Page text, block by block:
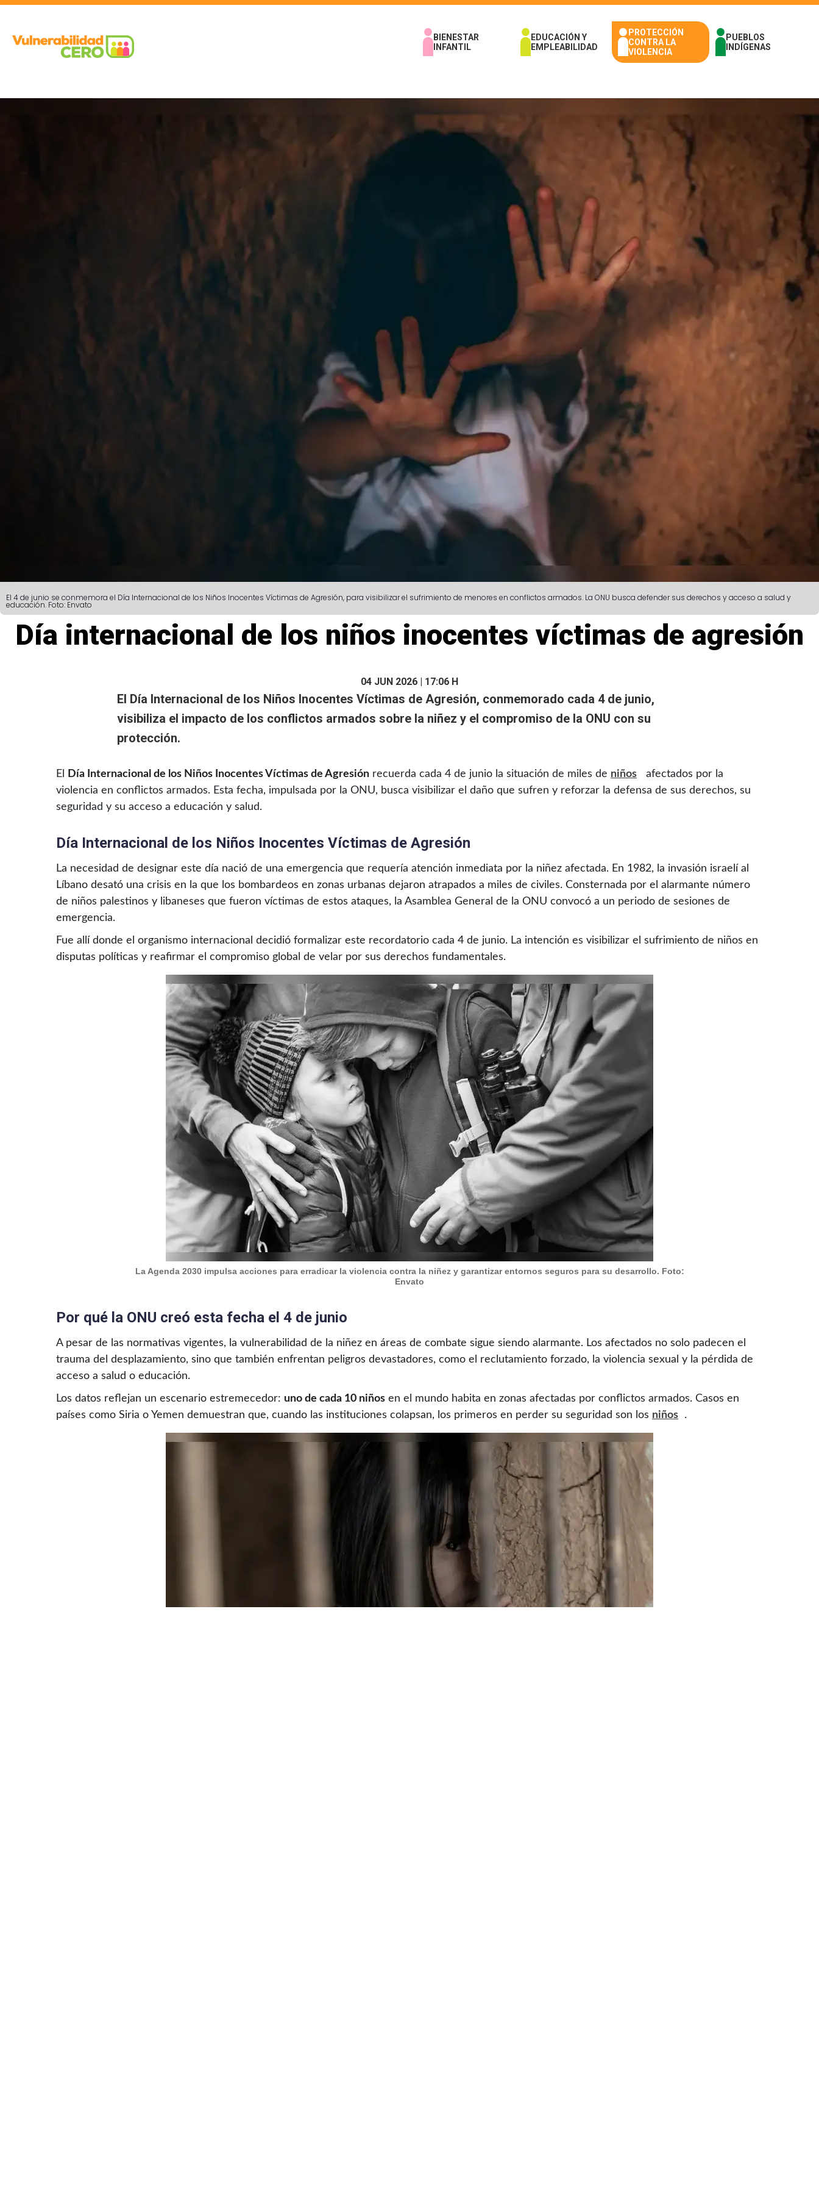
BIENESTAR
INFANTIL
EDUCACIÓN Y
EMPLEABILIDAD
PROTECCIÓN
CONTRA LA
VIOLENCIA
PUEBLOS
INDÍGENAS
El 4 de junio se conmemora el Día Internacional de los Niños Inocentes Víctimas de Agresión, para visibilizar el sufrimiento de menores en conflictos armados. La ONU busca defender sus derechos y acceso a salud y
educación. Foto: Envato
Día internacional de los niños inocentes víctimas de agresión
04 JUN 2026 | 17:06 H
El Día Internacional de los Niños Inocentes Víctimas de Agresión, conmemorado cada 4 de junio,
visibiliza el impacto de los conflictos armados sobre la niñez y el compromiso de la ONU con su
protección.
El Día Internacional de los Niños Inocentes Víctimas de Agresión recuerda cada 4 de junio la situación de miles de niños
afectados por la
violencia en conflictos armados. Esta fecha, impulsada por la ONU, busca visibilizar el daño que sufren y reforzar la defensa de sus derechos, su
seguridad y su acceso a educación y salud.
Día Internacional de los Niños Inocentes Víctimas de Agresión
La necesidad de designar este día nació de una emergencia que requería atención inmediata por la niñez afectada. En 1982, la invasión israelí al
Líbano desató una crisis en la que los bombardeos en zonas urbanas dejaron atrapados a miles de civiles. Consternada por el alarmante número
de niños palestinos y libaneses que fueron víctimas de estos ataques, la Asamblea General de la ONU convocó a un periodo de sesiones de
emergencia.
Fue allí donde el organismo internacional decidió formalizar este recordatorio cada 4 de junio. La intención es visibilizar el sufrimiento de niños en
disputas políticas y reafirmar el compromiso global de velar por sus derechos fundamentales.
La Agenda 2030 impulsa acciones para erradicar la violencia contra la niñez y garantizar entornos seguros para su desarrollo. Foto:
Envato
Por qué la ONU creó esta fecha el 4 de junio
A pesar de las normativas vigentes, la vulnerabilidad de la niñez en áreas de combate sigue siendo alarmante. Los afectados no solo padecen el
trauma del desplazamiento, sino que también enfrentan peligros devastadores, como el reclutamiento forzado, la violencia sexual y la pérdida de
acceso a salud o educación.
Los datos reflejan un escenario estremecedor: uno de cada 10 niños en el mundo habita en zonas afectadas por conflictos armados. Casos en
países como Siria o Yemen demuestran que, cuando las instituciones colapsan, los primeros en perder su seguridad son los niños .